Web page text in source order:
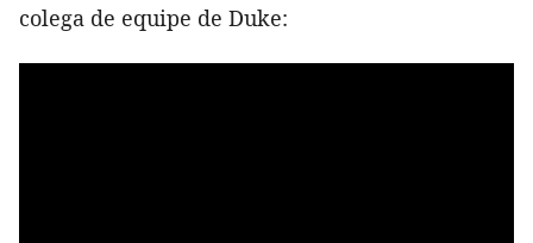
colega de equipe de Duke: